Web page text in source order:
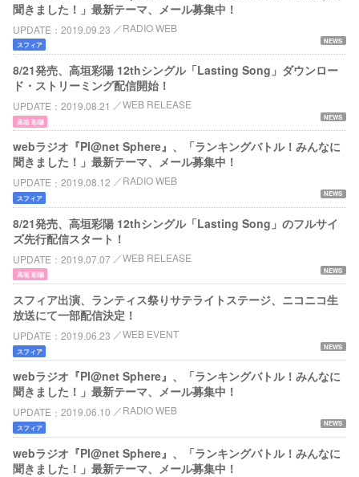
聞きました！」最新テーマ、メール募集中！
UPDATE 2019.09.23 RADIO WEB
NEWS
スフィア
8/21発売、高垣彩陽 12thシングル「Lasting Song」ダウンロー
ド・ストリーミング配信開始！
UPDATE 2019.08.21 WEB RELEASE
NEWS
高垣 彩陽
webラジオ『Pl@net Sphere』、「ランキングバトル！みんなに
聞きました！」最新テーマ、メール募集中！
UPDATE 2019.08.12 RADIO WEB
NEWS
スフィア
8/21発売、高垣彩陽 12thシングル「Lasting Song」のフルサイ
ズ先行配信スタート！
UPDATE 2019.07.07 WEB RELEASE
NEWS
高垣 彩陽
スフィア出演、ランティス祭りサテライトステージ、ニコニコ生
放送にて一部配信決定！
UPDATE 2019.06.23 WEB EVENT
NEWS
スフィア
webラジオ『Pl@net Sphere』、「ランキングバトル！みんなに
聞きました！」最新テーマ、メール募集中！
UPDATE 2019.06.10 RADIO WEB
NEWS
スフィア
webラジオ『Pl@net Sphere』、「ランキングバトル！みんなに
聞きました！」最新テーマ、メール募集中！